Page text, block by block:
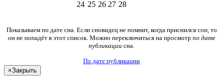
24 25 26 27 28
Показываем по дате сна. Если сновидец не помнит, когда приснился сон, то
он не попадёт в этот список. Можно переключиться на просмотр по дате
публикации сна.
По дате публикации
×Закрыть